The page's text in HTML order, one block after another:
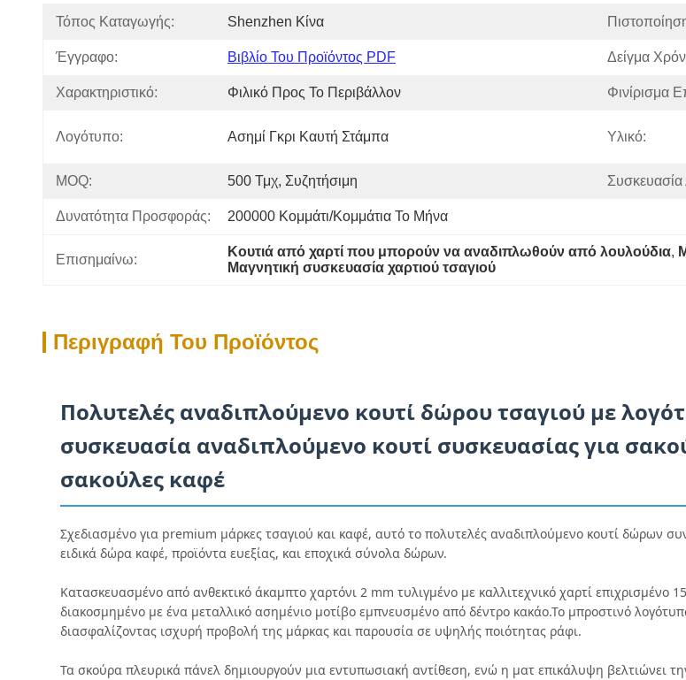
Τόπος Καταγωγής: Shenzhen Κίνα
Έγγραφο: Βιβλίο Του Προϊόντος PDF Δείγμα
Χαρακτηριστικό: Φιλικό Προς Το Περιβάλλον Φινίρισμα
Λογότυπο: Ασημί Γκρι Καυτή Στάμπα Υλικό:
MOQ: 500 Τμχ, Συζητήσιμη Συσκευασία
Δυνατότητα Προσφοράς: 200000 Κομμάτι/κομμάτια Το Μήνα
Επισημαίνω:
Κουτιά από χαρτί που μπορούν να αναδιπλωθούν από λουλούδια,
Μαγνητική συσκευασία χαρτιού τσαγιού
Περιγραφή Του Προϊόντος
Πολυτελές αναδιπλούμενο κουτί δώρου τσαγιού με
συσκευασία αναδιπλούμενο κουτί συσκευασίας για
σακούλες καφέ
Σχεδιασμένο για premium μάρκες τσαγιού και καφέ, αυτό το πολυτελές αναδιπλούμενο κουτί δώρων
ειδικά δώρα καφέ, προϊόντα ευεξίας, και εποχικά σύνολα δώρων.
Κατασκευασμένο από ανθεκτικό άκαμπτο χαρτόνι 2 mm τυλιγμένο με καλλιτεχνικό χαρτί επιχρισμένο
διακοσμημένο με ένα μεταλλικό ασημένιο μοτίβο εμπνευσμένο από δέντρο κακάο.Το μπροστινό
διασφαλίζοντας ισχυρή προβολή της μάρκας και παρουσία σε υψηλής ποιότητας ράφι.
Τα σκούρα πλευρικά πάνελ δημιουργούν μια εντυπωσιακή αντίθεση, ενώ η ματ επικάλυψη βελτιώνει